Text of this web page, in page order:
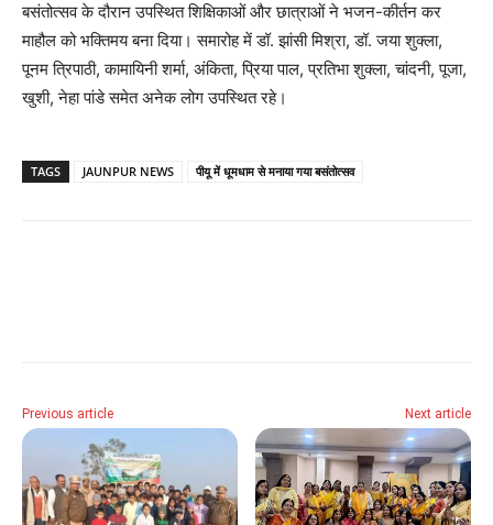
बसंतोत्सव के दौरान उपस्थित शिक्षिकाओं और छात्राओं ने भजन-कीर्तन कर
माहौल को भक्तिमय बना दिया। समारोह में डॉ. झांसी मिश्रा, डॉ. जया शुक्ला,
पूनम त्रिपाठी, कामायिनी शर्मा, अंकिता, प्रिया पाल, प्रतिभा शुक्ला, चांदनी, पूजा,
खुशी, नेहा पांडे समेत अनेक लोग उपस्थित रहे।
TAGS JAUNPUR NEWS पीयू में धूमधाम से मनाया गया बसंतोत्सव
Previous article Next article